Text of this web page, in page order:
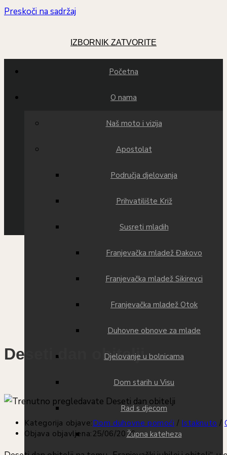
Preskoči na sadržaj
IZBORNIK ZATVORITE
Početna
O nama
Naš moto i vizija
Apostolat
Područja djelovanja
Prihvatilište Križ
Susreti mladih
Franjevačka mladež Đakovo
Franjevačka mladež Sikirevci
Franjevačka mladež Otok
Duhovne obnove za mlade
Djelovanje u bolnicama
Dom starih u Visu
Rad s djecom
Župna kateheza
Deseti dan obitelji
Kategorija objave:Dom duhovne pomoći / Istaknuto /
Objava objavljena: 25/06/2026